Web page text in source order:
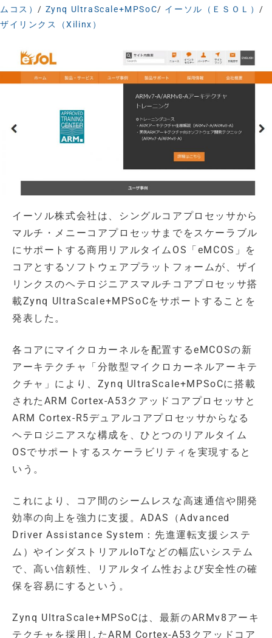
ムコス）/ Zynq UltraScale+MPSoC/ イーソル（ＥＳＯＬ）/
ザイリンクス（Xilinx）
イーソル株式会社は、シングルコアプロセッサから
マルチ・メニーコアプロセッサまでをスケーラブル
にサポートする商用リアルタイムOS「eMCOS」を
コアとするソフトウェアプラットフォームが、ザイ
リンクスのヘテロジニアスマルチコアプロセッサ搭
載Zynq UltraScale+MPSoCをサポートすることを
発表した。
各コアにマイクロカーネルを配置するeMCOSの新
アーキテクチャ「分散型マイクロカーネルアーキテ
クチャ」により、Zynq UltraScale+MPSoCに搭載
されたARM Cortex-A53クアッドコアプロセッサと
ARM Cortex-R5デュアルコアプロセッサからなる
ヘテロジニアスな構成を、ひとつのリアルタイム
OSでサポートするスケーラビリティを実現すると
いう。
これにより、コア間のシームレスな高速通信や開発
効率の向上を強力に支援。ADAS（Advanced
Driver Assistance System：先進運転支援システ
ム）やインダストリアルIoTなどの幅広いシステム
で、高い信頼性、リアルタイム性および安全性の確
保を容易にするという。
Zynq UltraScale+MPSoCは、最新のARMv8アーキ
テクチャを採用したARM Cortex-A53クアッドコア